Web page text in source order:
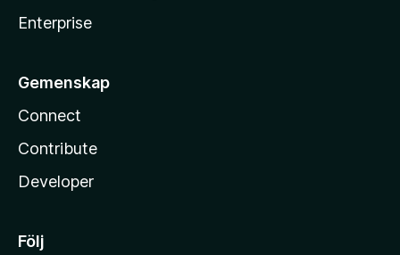
Enterprise
Gemenskap
Connect
Contribute
Developer
Följ